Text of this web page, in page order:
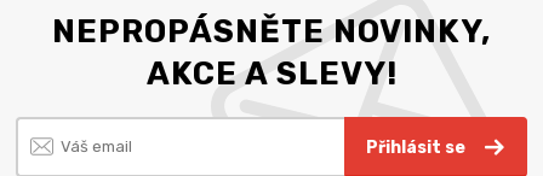
NEPROPÁSNĚTE NOVINKY,
AKCE A SLEVY!
Přihlásit se